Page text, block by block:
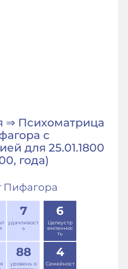
⇒ Психоматрица
с
для 25.01.1800
года)
Пифагора
7
удачливост
ь
88
уровень о
6
Целеустр
емленнос
ть
4
Семейност